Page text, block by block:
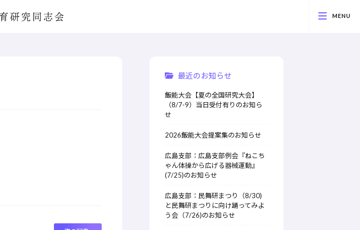
最近のお知らせ
飯能大会【夏の全国研究大会】
（8/7-9）当日受付有りのお知ら
せ
2026飯能大会提案集のお知らせ
広島支部：広島支部例会『ねこち
ゃん体操から広げる器械運動』
(7/25)のお知らせ
広島支部：民舞研まつり（8/30)
と民舞研まつりに向け踊ってみよ
う会（7/26)のお知らせ